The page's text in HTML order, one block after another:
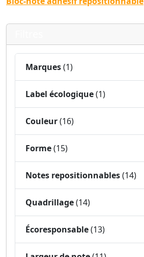
Marques(1)
Label écologique(1)
Couleur(16)
Forme(15)
Notes repositionnables(14)
Quadrillage(14)
Écoresponsable(13)